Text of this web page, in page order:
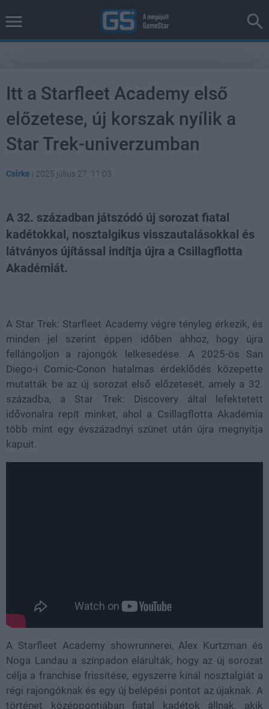
Itt a Starfleet Academy első
előzetese, új korszak nyílik a
Star Trek-univerzumban
Csirke | 2025 július 27. 11:03
A 32. században játszódó új sorozat fiatal
kadétokkal, nosztalgikus visszautalásokkal és
látványos újítással indítja újra a Csillagflotta
Akadémiát.
A Star Trek: Starfleet Academy végre tényleg érkezik, és
minden jel szerint éppen időben ahhoz, hogy újra
fellángoljon a rajongók lelkesedése. A 2025-ös San
Diego-i Comic-Conon hatalmas érdeklődés közepette
mutatták be az új sorozat első előzetesét, amely a 32.
századba, a Star Trek: Discovery által lefektetett
idővonalra repít minket, ahol a Csillagflotta Akadémia
több mint egy évszázadnyi szünet után újra megnyitja
kapuit.
A Starfleet Academy showrunnerei, Alex Kurtzman és
Noga Landau a színpadon elárulták, hogy az új sorozat
célja a franchise frissítése, egyszerre kínál nosztalgiát a
régi rajongóknak és egy új belépési pontot az újaknak. A
történet középpontjában fiatal kadétok állnak, akik